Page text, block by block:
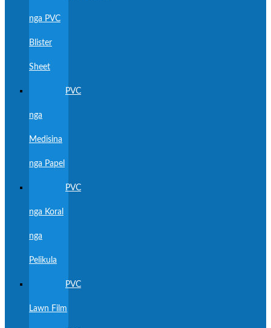
nga PVC
Blister
Sheet
PVC
nga
Medisina
nga Papel
PVC
nga Koral
nga
Pelikula
PVC
Lawn Film